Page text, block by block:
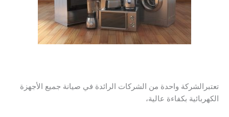
تعتبرالشركة واحدة من الشركات الرائدة في صيانة جميع الأجهزة
الكهربائية بكفاءة عالية،